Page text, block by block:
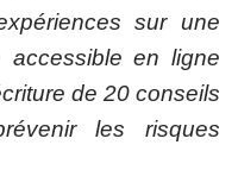
sur une
accessible en ligne
de 20 conseils
les risques